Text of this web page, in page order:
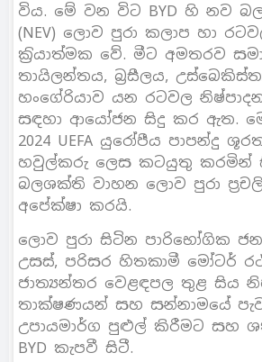
විය. මේ වන විට BYD හි නව
(NEV) ලොව පුරා කලාප හා
ක‍්‍රියාත්මක වේ. මීට අමතරව
තායිලන්තය, බ‍්‍රසීලය,
හංගේරියාව යන රටවල
සඳහා ආයෝජන සිදු කර ඇත.
2024 UEFA යුරෝපීය පාපන්දු
හවුල්කරු ලෙස කටයුතු කරමින්
බලශක්ති වාහන ලොව පුරා
අපේක්ෂා කරයි.
ලොව පුරා සිටින පාරිභෝගික
උසස්, පරිසර හිතකාමී මෝටර්
ජාත්‍යන්තර වෙළඳපල තුළ සිය
තාක්ෂණයන් සහ සන්නාමයේ
උපායමාර්ග පුළුල් කිරීමට සහ
BYD කැපවී සිටී.